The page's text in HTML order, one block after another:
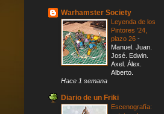
Warhamster Society
Leyenda de los
Pintores '24,
plazo 26 -
Manuel. Juan.
José. Edwin.
Axel. Álex.
Alberto.
Hace 1 semana
Diario de un Friki
Escenografía: